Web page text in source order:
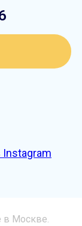
в Москве.